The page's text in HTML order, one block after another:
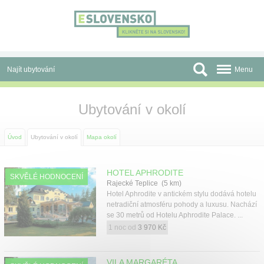
Najít ubytování
Skupiny a konference
Před cestou
Atrakce
Menu
Ubytování v okolí
Úvod Ubytování v okolí Mapa okolí
SKVĚLÉ HODNOCENÍ HOTEL APHRODITE
Rajecké Teplice (5 km)
Hotel Aphrodite v antickém stylu dodává hotelu
netradiční atmosféru pohody a luxusu. Nachází
se 30 metrů od Hotelu Aphrodite Palace. ...
1 noc od 3 970 Kč